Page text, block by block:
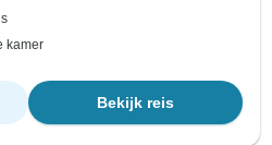
kamer
Bekijk reis